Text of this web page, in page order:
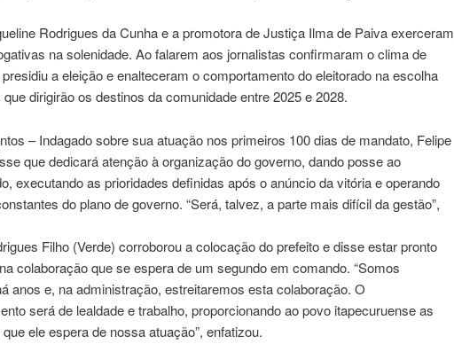
Rodrigues da Cunha e a promotora de Justiça Ilma de Paiva exerceram
na solenidade. Ao falarem aos jornalistas confirmaram o clima de
a eleição e enalteceram o comportamento do eleitorado na escolha
dirigirão os destinos da comunidade entre 2025 e 2028.
– Indagado sobre sua atuação nos primeiros 100 dias de mandato, Felipe
que dedicará atenção à organização do governo, dando posse ao
executando as prioridades definidas após o anúncio da vitória e operando
do plano de governo. “Será, talvez, a parte mais difícil da gestão”,
Filho (Verde) corroborou a colocação do prefeito e disse estar pronto
colaboração que se espera de um segundo em comando. “Somos
anos e, na administração, estreitaremos esta colaboração. O
será de lealdade e trabalho, proporcionando ao povo itapecuruense as
ele espera de nossa atuação”, enfatizou.